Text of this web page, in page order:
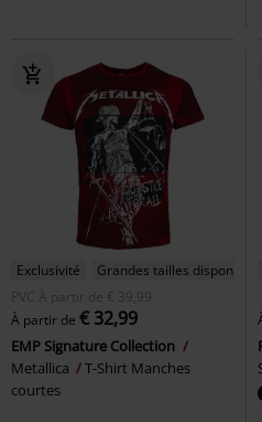
Exclusivité
Grandes tailles disponibles
PVC
À partir de € 39,99
À partir de € 32,99
EMP Signature Collection
Metallica
T-Shirt Manches
courtes